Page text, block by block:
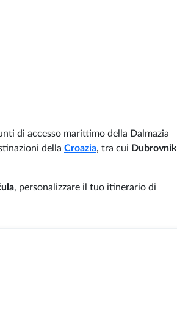
di accesso marittimo della Dalmazia
della Croazia, tra cui Dubrovnik
, personalizzare il tuo itinerario di